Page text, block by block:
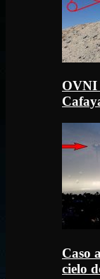
OVNI
Caso
cielo